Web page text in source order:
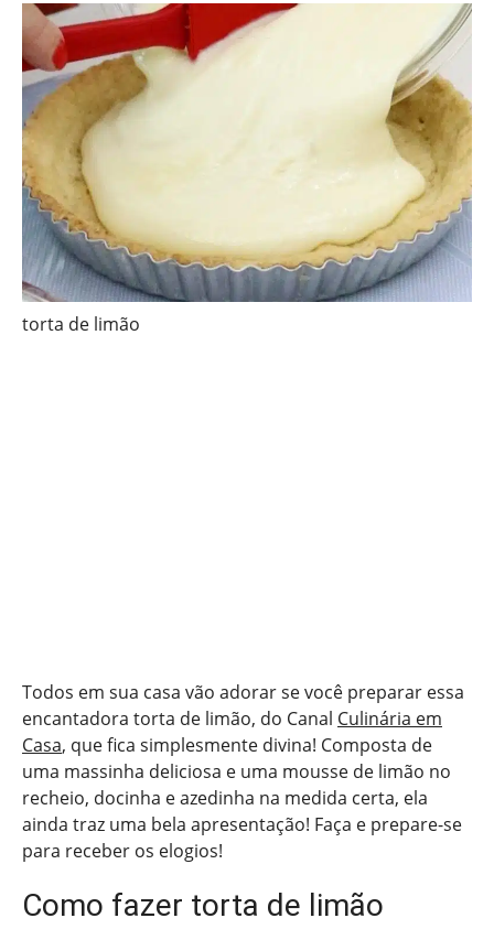
torta de limão
Todos em sua casa vão adorar se você preparar essa
encantadora torta de limão, do Canal Culinária em
Casa, que fica simplesmente divina! Composta de
uma massinha deliciosa e uma mousse de limão no
recheio, docinha e azedinha na medida certa, ela
ainda traz uma bela apresentação! Faça e prepare-se
para receber os elogios!
Como fazer torta de limão